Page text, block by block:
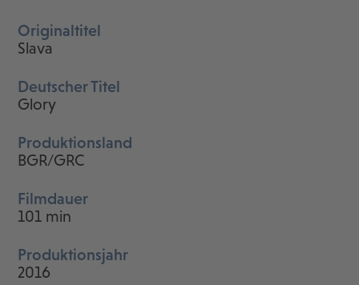
Originaltitel
Slava
Deutscher Titel
Glory
Produktionsland
BGR/GRC
Filmdauer
101 min
Produktionsjahr
2016